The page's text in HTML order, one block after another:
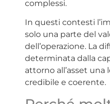
complessi.
In questi contesti
solo una parte del
dell’operazione. La
determinata dalla
attorno all’asset una
credibile e coerente.